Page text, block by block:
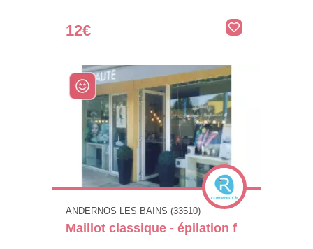
12€
ANDERNOS LES BAINS (33510)
Maillot classique - épilation f